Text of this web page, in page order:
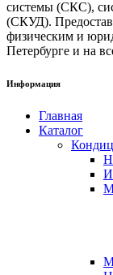
системы (СКС),
(СКУД).
физическим и
Петербурге и на
Информация
Главная
Каталог